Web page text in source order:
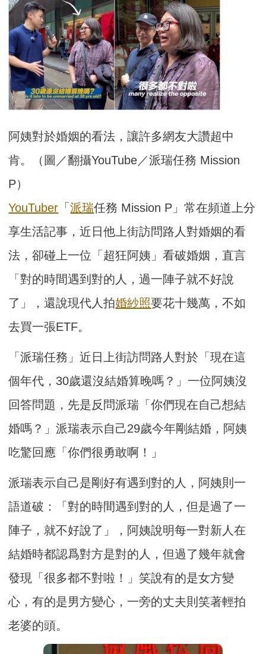
阿姨對於婚姻的看法，讓許多網友大讚超中
肯。（圖／翻攝YouTube／派瑞任務 Mission
P）
YouTuber 「派瑞任務 Mission P」常在頻道上分
享生活記事，近日他上街訪問路人對婚姻的看
法，卻碰上一位「超狂阿姨」看破婚姻，直言
「對的時間遇到對的人，過一陣子就不好說
了」，還說現代人拍婚紗照要花十幾萬，不如
去買一張ETF。
「派瑞任務」近日上街訪問路人對於「現在這
個年代，30歲還沒結婚算晚嗎？」一位阿姨沒
回答問題，先是反問派瑞「你們現在自己想結
婚嗎？」派瑞表示自己29歲今年剛結婚，阿姨
吃驚回應「你們很勇敢啊！」
派瑞表示自己是剛好有遇到對的人，阿姨則一
語道破：「對的時間遇到對的人，但是過了一
陣子，就不好說了」，阿姨說明每一對新人在
結婚時都認爲對方是對的人，但過了幾年就會
發現「很多都不對啦！」笑說有的是女方變
心，有的是男方變心，一旁的丈夫則笑著輕拍
老婆的頭。